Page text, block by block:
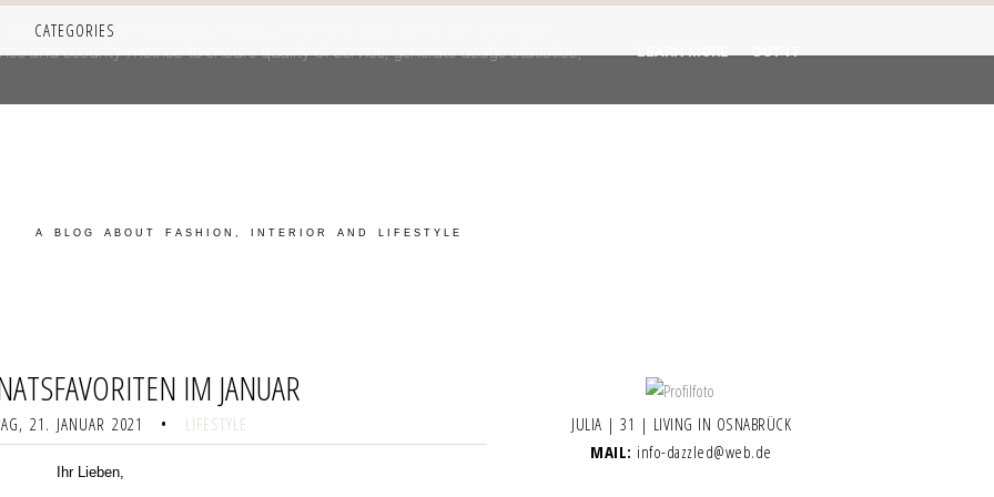
CATEGORIES
A BLOG ABOUT FASHION, INTERIOR AND LIFESTYLE
IM JANUAR
21. JANUAR 2021 • LIFESTYLE
Ihr Lieben,
JULIA | 31 | LIVING IN OSNABRÜCK
MAIL: info-dazzled@web.de
its services and to analyze traffic. Your IP address and user-agent are
and security metrics to ensure quality of service, generate usage statistics,
LEARN MORE GOT IT